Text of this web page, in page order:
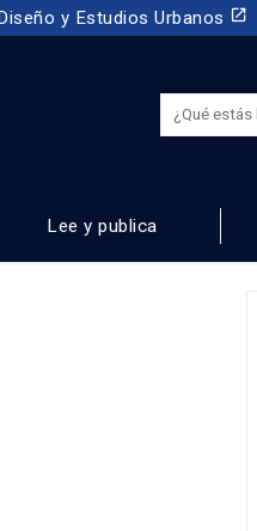
y Estudios Urbanos launch
Lee y publica